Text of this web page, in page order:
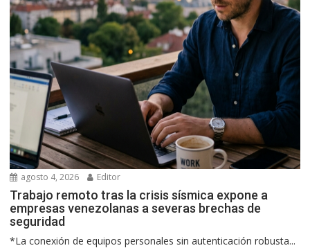
agosto 4, 2026 Editor
Trabajo remoto tras la crisis sísmica expone a
empresas venezolanas a severas brechas de
seguridad
*La conexión de equipos personales sin autenticación robusta...